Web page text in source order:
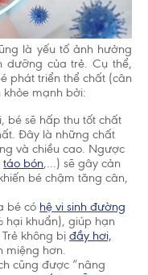
là yếu tố ảnh hưởng
dưỡng của trẻ. Cụ thể,
phát triển thể chất (cân
khỏe mạnh bởi:
bé sẽ hấp thu tốt chất
Đây là những chất
và chiều cao. Ngược
táo bón,...) sẽ gây cản
bé chậm tăng cân,
bé có hệ vi sinh đường
hại khuẩn), giúp hạn
Trẻ không bịđầy hơi,
miệng hơn.
cũng được “nâng